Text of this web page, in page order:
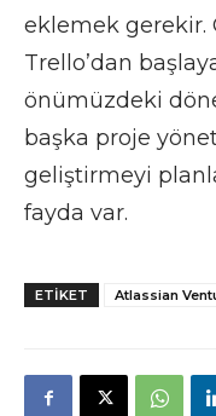
eklemek gerekir.
Trello’dan
önümüzdeki
başka proje
geliştirmeyi
fayda var.
ETIKET Atlassian